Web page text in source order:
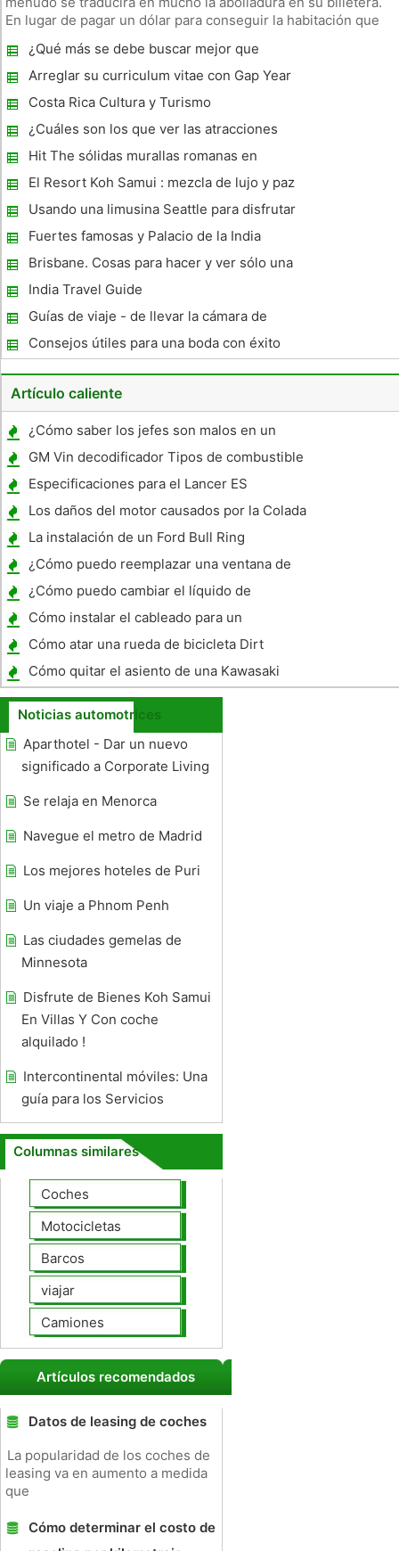
En lugar de pagar un dólar para conseguir la habitación que
maneras que usted puede conseguir un descuento. En lugar
de
¿Qué más se debe buscar mejor que
Singapore Travel?
Arreglar su curriculum vitae con Gap Year
Programas
Costa Rica Cultura y Turismo
¿Cuáles son los que ver las atracciones
turísticas en Francia?
Hit The sólidas murallas romanas en
Woodham
El Resort Koh Samui : mezcla de lujo y paz
Usando una limusina Seattle para disfrutar
del Noroeste
Fuertes famosas y Palacio de la India
Brisbane. Cosas para hacer y ver sólo una
hora de la CDB.
India Travel Guide
Guías de viaje - de llevar la cámara de
vacaciones con You
Consejos útiles para una boda con éxito
Caribe
Artículo caliente
¿Cómo saber los jefes son malos en un
Oldsmobile Aurora
GM Vin decodificador Tipos de combustible
Especificaciones para el Lancer ES
Los daños del motor causados ​​por la Colada
de un refresco en el tanque de gas
La instalación de un Ford Bull Ring
¿Cómo puedo reemplazar una ventana de
cristal en un Crown Vic 1997?
¿Cómo puedo cambiar el líquido de
transmisión en un Nissan Pickup Truck
1997?
Cómo instalar el cableado para un
enganche de remolque en un Mercury
Grand Marquis 1993
Cómo atar una rueda de bicicleta Dirt
Cómo quitar el asiento de una Kawasaki
Vulcan 1986
Noticias automotrices
Aparthotel - Dar un nuevo
significado a Corporate Living
Se relaja en Menorca
Navegue el metro de Madrid
Los mejores hoteles de Puri
Un viaje a Phnom Penh
Las ciudades gemelas de
Minnesota
Disfrute de Bienes Koh Samui
En Villas Y Con coche
alquilado !
Intercontinental móviles: Una
guía para los Servicios
Columnas similares
Coches
Motocicletas
Barcos
viajar
Camiones
Artículos recomendados
Datos de leasing de coches
La popularidad de los coches de
leasing va en aumento a medida
que
Cómo determinar el costo de